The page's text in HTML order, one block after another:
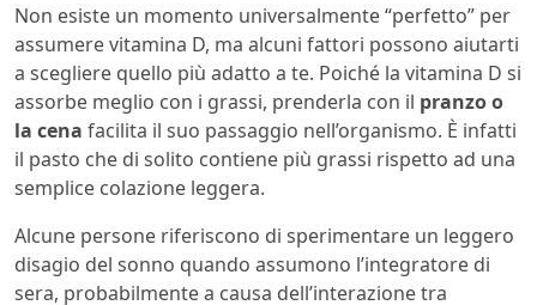
Non esiste un momento universalmente “perfetto” per
assumere vitamina D, ma alcuni fattori possono aiutarti
a scegliere quello più adatto a te. Poiché la vitamina D si
assorbe meglio con i grassi, prenderla con il pranzo o
la cena facilita il suo passaggio nell’organismo. È infatti
il pasto che di solito contiene più grassi rispetto ad una
semplice colazione leggera.
Alcune persone riferiscono di sperimentare un leggero
disagio del sonno quando assumono l’integratore di
sera, probabilmente a causa dell’interazione tra